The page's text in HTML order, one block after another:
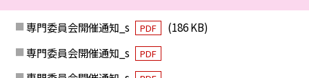
専門委員会開催通知_s PDF
(186 KB)
専門委員会開催通知_s
PDF